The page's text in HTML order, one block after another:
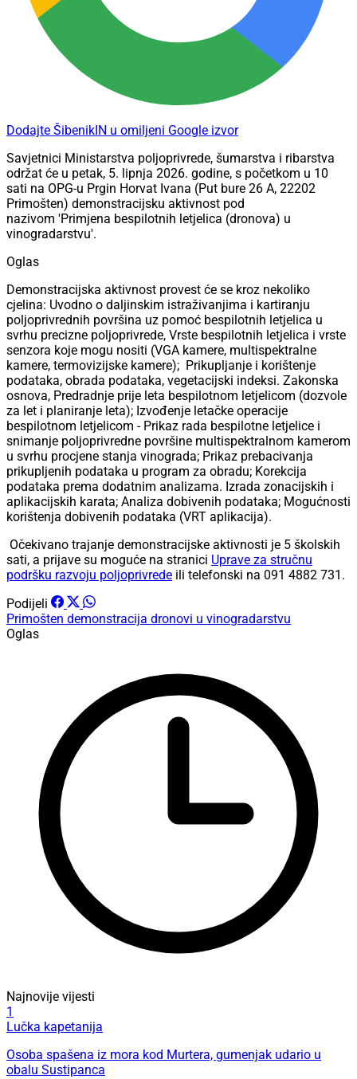
Dodajte ŠibenikIN u omiljeni Google izvor
Savjetnici Ministarstva poljoprivrede, šumarstva i ribarstva
održat će u petak, 5. lipnja 2026. godine, s početkom u 10
sati na OPG-u Prgin Horvat Ivana (Put bure 26 A, 22202
Primošten) demonstracijsku aktivnost pod
nazivom 'Primjena bespilotnih letjelica (dronova) u
vinogradarstvu'.
Oglas
Demonstracijska aktivnost provest će se kroz nekoliko
cjelina: Uvodno o daljinskim istraživanjima i kartiranju
poljoprivrednih površina uz pomoć bespilotnih letjelica u
svrhu precizne poljoprivrede, Vrste bespilotnih letjelica i vrste
senzora koje mogu nositi (VGA kamere, multispektralne
kamere, termovizijske kamere); Prikupljanje i korištenje
podataka, obrada podataka, vegetacijski indeksi. Zakonska
osnova, Predradnje prije leta bespilotnom letjelicom (dozvole
za let i planiranje leta); Izvođenje letačke operacije
bespilotnom letjelicom - Prikaz rada bespilotne letjelice i
snimanje poljoprivredne površine multispektralnom kamerom
u svrhu procjene stanja vinograda; Prikaz prebacivanja
prikupljenih podataka u program za obradu; Korekcija
podataka prema dodatnim analizama. Izrada zonacijskih i
aplikacijskih karata; Analiza dobivenih podataka; Mogućnosti
korištenja dobivenih podataka (VRT aplikacija).
Očekivano trajanje demonstracijske aktivnosti je 5 školskih
sati, a prijave su moguće na stranici Uprave za stručnu
podršku razvoju poljoprivrede ili telefonski na 091 4882 731.
Podijeli
Primošten demonstracija dronovi u vinogradarstvu
Oglas
Najnovije vijesti
1
Lučka kapetanija
Osoba spašena iz mora kod Murtera, gumenjak udario u
obalu Sustipanca